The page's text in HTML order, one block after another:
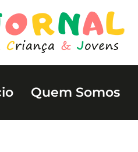
Quem Somos